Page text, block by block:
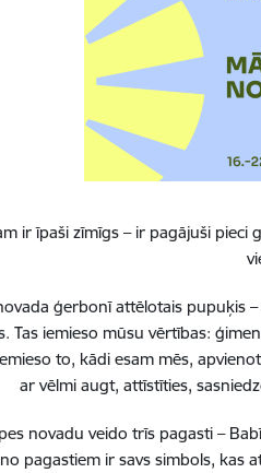
ir īpaši zīmīgs – ir pagājuši
ģerbonī attēlotais pupuķis
Tas iemieso mūsu vērtības:
to, kādi esam mēs,
ar vēlmi augt, attīstīties,
novadu veido trīs pagasti –
pagastiem ir savs simbols,
norisināsies
informācija sekos.
Saistītas tēmas
Sports